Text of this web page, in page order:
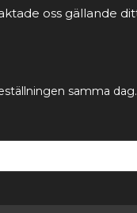
oss gällande
samma dag.